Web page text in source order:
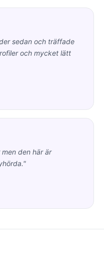
sedan och träffade
och mycket lätt
den här är